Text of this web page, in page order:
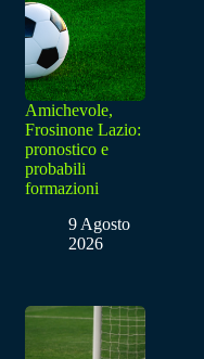
Amichevole,
Frosinone Lazio:
pronostico e
probabili
formazioni
9 Agosto
2026